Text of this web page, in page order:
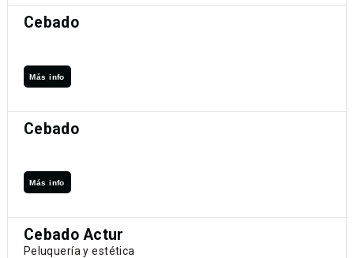
Cebado
Más info
Cebado
Más info
Cebado Actur
Peluquería y estética